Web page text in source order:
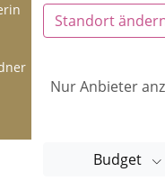
Standort
Nur Anbieter
Budget